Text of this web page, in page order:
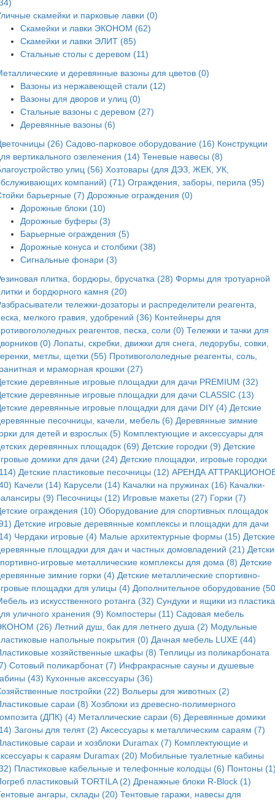
скамейки и парковые лавки (0)
Скамейки и лавки ЭКОНОМ (62)
Скамейки и лавки ЭЛИТ (85)
Стальные столы с деревом (11)
и деревянные вазоны для цветов (0)
Вазоны из нержавеющей стали (12)
Вазоны для дворов и улиц (0)
Стальные вазоны с деревом (27)
Деревянные вазоны (6)
(26) Садово-парковое оборудование (16) Конструкции
вертикального озеленения (14) Теневые навесы (8)
улиц (56) Хозтовары (для ДЭЗ, ЖЕК, УК,
компаний) (71) Ограждения, заборы, перила (95)
барьерные (7) Дорожные ограждения (0)
Дорожные блоки (10)
Дорожные буферы (3)
Барьерные ограждения (5)
Дорожные конуса и столбики (38)
Сигнальные фонари (3)
плитка, бордюры, брусчатка (28) Формы для тротуарной
и бордюрного камня (20)
тележки-дозаторы и распределители реагента,
мелкого гравия, удобрений (36) Контейнеры для
реагентов, песка, соли (0) Тележки и тачки для
(0) Лопаты, скребки, движки для снега, ледорубы, совки,
метлы, щетки (55) Противогололедные реагенты, соль,
и мраморная крошки (27)
деревянные игровые площадки для дачи PREMIUM (32)
деревянные игровые площадки для дачи CLASSIC (13)
деревянные игровые площадки для дачи DIY (4) Детские
песочницы, качели, мебель (6) Деревянные зимние
для детей и взрослых (5) Комплектующие и аксессуары для
деревянных площадок (69) Детские городки (9) Детские
домики для дачи (24) Детские площадки, игровые городки
Детские пластиковые песочницы (12) АРЕНДА
Качели (14) Карусели (14) Качалки на пружинах (16) Качалки-
(9) Песочницы (12) Игровые макеты (27) Горки (7)
ограждения (10) Оборудование для спортивных площадок
Детские игровые деревянные комплексы и площадки для дачи
Чердаки игровые (4) Малые архитектурные формы (15) Детские
площадки для дач и частных домовладений (21)
игровые металлические комплексы для дома (8) Детские
зимние горки (4) Детские металлические спортивно-
площадки для улицы (4) Дополнительное оборудование
из искусственного ротанга (32) Сундуки и ящики из пластика
уличного хранения (9) Компостеры (11) Садовая мебель
(26) Летний душ, бак для летнего душа (2) Модульные
напольные покрытия (0) Дачная мебель LUXE (44)
хозяйственные шкафы (8) Теплицы из поликарбоната
Сотовый поликарбонат (7) Инфракрасные сауны и душевые
(43) Кухонные аксессуары (36)
постройки (22) Вольеры для животных (2)
сараи (8) Хозблоки из древесно-полимерного
(ДПК) (4) Металлические сараи (6) Деревянные домики
Загоны для телят (2) Аксессуары к металлическим сараям (7)
сараи и хозблоки Duramax (7) Комплектующие и
к сараям Duramax (20) Мобильные туалетные кабины
Пластиковые кабельные и телефонные колодцы (6) Понтоны
пластиковый TORTILA (2) Дренажные блоки R-Block (1)
ангары, склады (20) Тентовые гаражи, навесы для